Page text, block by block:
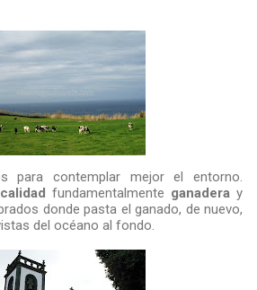
para contemplar mejor el entorno.
fundamentalmente ganaderay
donde pasta el ganado, de nuevo,
del océano al fondo.